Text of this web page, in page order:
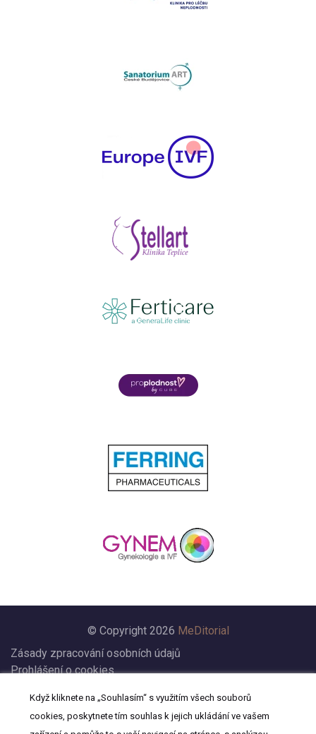
© Copyright 2026 MeDitorial
Zásady zpracování osobních údajů
Prohlášení o cookies
Prohlášení
Kontakt
Když kliknete na „Souhlasím“ s využitím všech souborů
cookies, poskytnete tím souhlas k jejich ukládání ve vašem